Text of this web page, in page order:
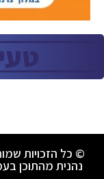
© כל הזכויות
נהנית מהתוכן